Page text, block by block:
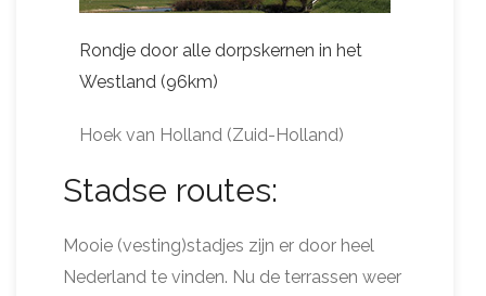
Rondje door alle dorpskernen in het
Westland (96km)
Hoek van Holland (Zuid-Holland)
Stadse routes:
Mooie (vesting)stadjes zijn er door heel
Nederland te vinden. Nu de terrassen weer